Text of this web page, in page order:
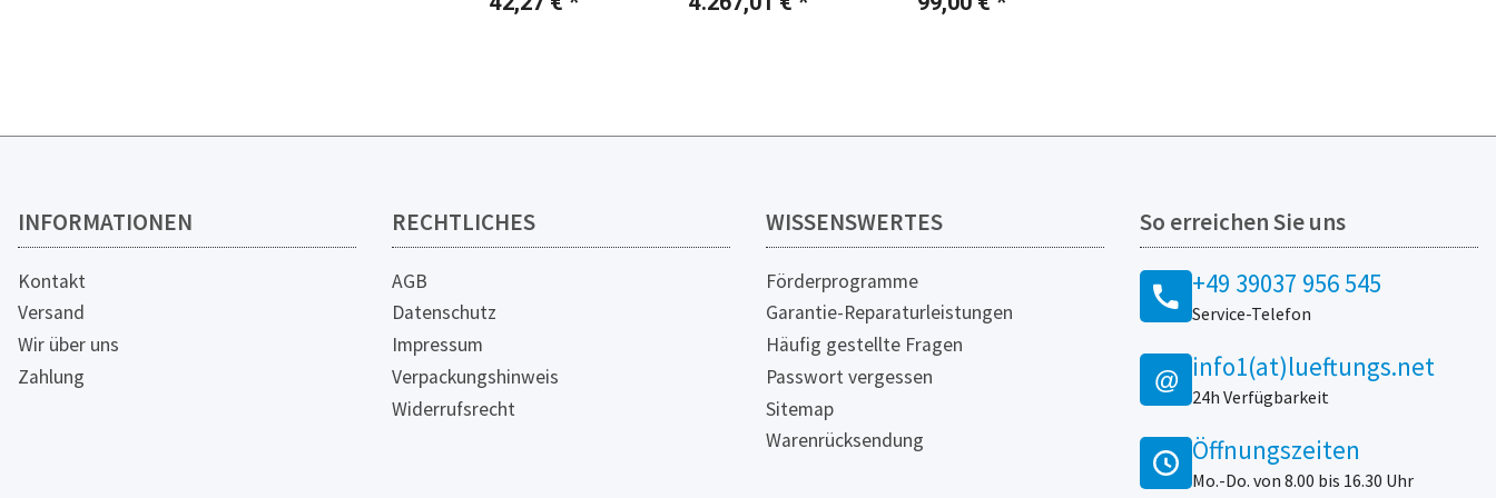
INFORMATIONEN
Kontakt
Versand
Wir über uns
Zahlung
RECHTLICHES
AGB
Datenschutz
Impressum
Verpackungshinweis
Widerrufsrecht
WISSENSWERTES
Förderprogramme
Garantie-Reparaturleistungen
Häufig gestellte Fragen
Passwort vergessen
Sitemap
Warenrücksendung
So erreichen Sie uns
+49 39037 956 545
Service-Telefon
@ info1(at)lueftungs.net
24h Verfügbarkeit
Öffnungszeiten
Mo.-Do. von 8.00 bis 16.30 Uhr